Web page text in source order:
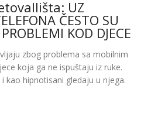
UZ
ČESTO SU
KOD DJECE
zbog problema sa mobilnim
koja ga ne ispuštaju iz ruke.
kao hipnotisani gledaju u njega.